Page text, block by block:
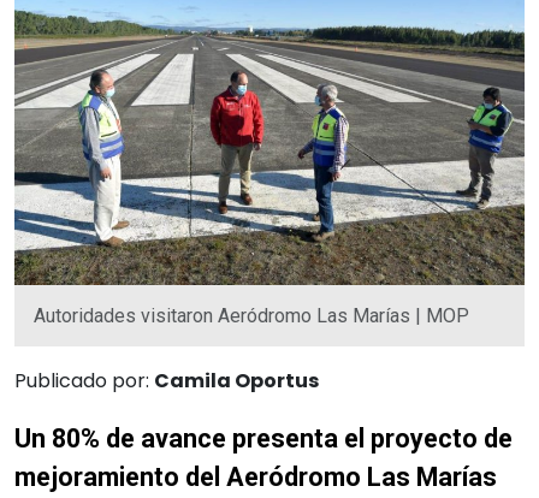
Autoridades visitaron Aeródromo Las Marías | MOP
Publicado por: Camila Oportus
Un 80% de avance presenta el proyecto de
mejoramiento del Aeródromo Las Marías